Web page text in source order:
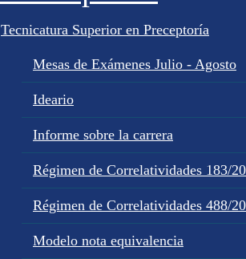
Tecnicatura Superior en Preceptoría
Mesas de Exámenes Julio - Agosto
Ideario
Informe sobre la carrera
Régimen de Correlatividades 183/
Régimen de Correlatividades 488/
Modelo nota equivalencia